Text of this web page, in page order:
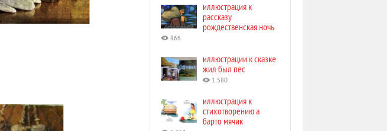
иллюстрация к
рассказу
рождественская ночь
866
иллюстрации к сказке
жил был пес
1 580
иллюстрация к
стихотворению а
барто мячик